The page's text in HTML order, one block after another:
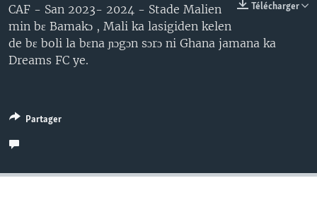
Télécharger
CAF - San 2023- 2024 - Stade Malien
min bɛ Bamakɔ , Mali ka lasigiden kelen
de bɛ boli la bɛna ɲɔgɔn sɔrɔ ni Ghana jamana ka
Dreams FC ye.
Partager